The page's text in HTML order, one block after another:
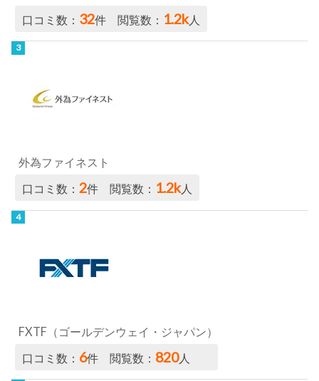
口コミ数： 32件 閲覧数： 1.2k人
外為ファイネスト
口コミ数：2件 閲覧数： 1.2k人
FXTF（ゴールデンウェイ・ジャパン）
口コミ数： 6件 閲覧数： 820人